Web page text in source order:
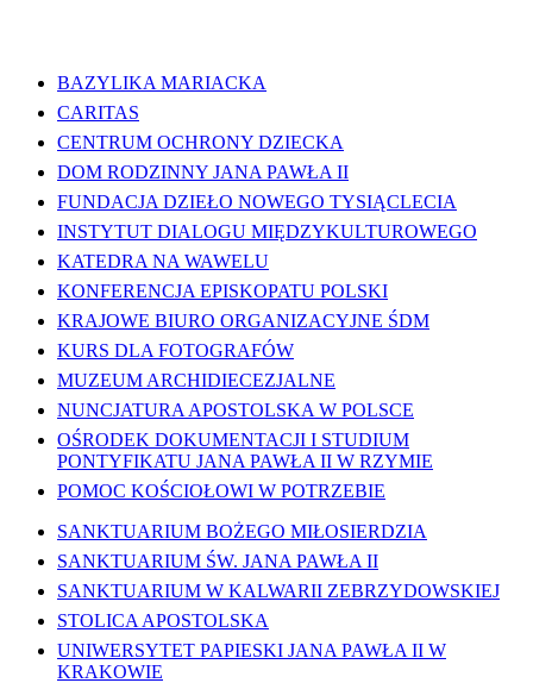
BAZYLIKA MARIACKA
CARITAS
CENTRUM OCHRONY DZIECKA
DOM RODZINNY JANA PAWŁA II
FUNDACJA DZIEŁO NOWEGO TYSIĄCLECIA
INSTYTUT DIALOGU MIĘDZYKULTUROWEGO
KATEDRA NA WAWELU
KONFERENCJA EPISKOPATU POLSKI
KRAJOWE BIURO ORGANIZACYJNE ŚDM
KURS DLA FOTOGRAFÓW
MUZEUM ARCHIDIECEZJALNE
NUNCJATURA APOSTOLSKA W POLSCE
OŚRODEK DOKUMENTACJI I STUDIUM
PONTYFIKATU JANA PAWŁA II W RZYMIE
POMOC KOŚCIOŁOWI W POTRZEBIE
SANKTUARIUM BOŻEGO MIŁOSIERDZIA
SANKTUARIUM ŚW. JANA PAWŁA II
SANKTUARIUM W KALWARII ZEBRZYDOWSKIEJ
STOLICA APOSTOLSKA
UNIWERSYTET PAPIESKI JANA PAWŁA II W
KRAKOWIE